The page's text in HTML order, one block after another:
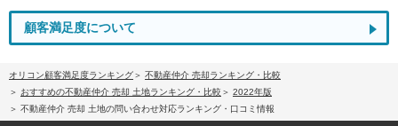
顧客満足度について
オリコン顧客満足度ランキング
不動産仲介 売却ランキング・比較
おすすめの不動産仲介 売却 土地ランキング・比較
2022年版
不動産仲介 売却 土地の問い合わせ対応ランキング・口コミ情報